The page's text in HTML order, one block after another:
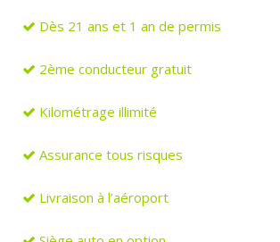
Dès 21 ans et 1 an de permis
2ème conducteur gratuit
Kilométrage illimité
Assurance tous risques
Livraison à l’aéroport